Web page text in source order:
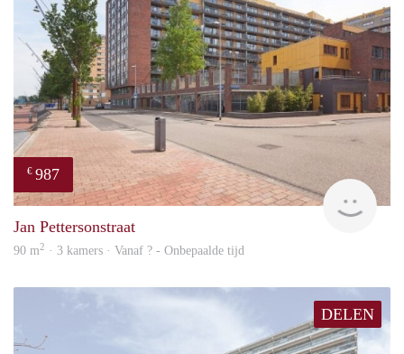
€ 987
Jan Pettersonstraat
90 m2 · 3 kamers · Vanaf ? - Onbepaalde tijd
DELEN